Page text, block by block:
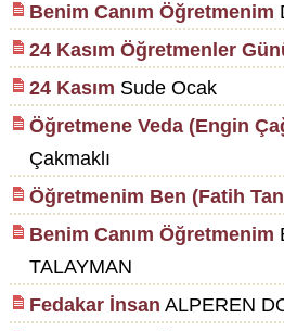
Benim Canım Öğretmenim
24 Kasım Öğretmenler
24 Kasım Sude Ocak
Öğretmene Veda (Engin
Çakmaklı
Öğretmenim Ben (Fatih
Benim Canım Öğretmenim
TALAYMAN
Fedakar İnsan ALPEREN